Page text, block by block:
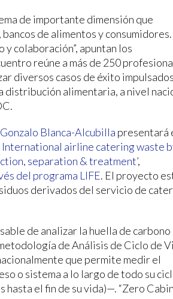
de importante dimensión que
de alimentos y consumidores.
colaboración”, apuntan los
reúne a más de 250
diversos casos de éxito impulsados
alimentaria, a nivel
Gonzalo Blanca-Alcubilla presentará
International airline catering waste
separation & treatment’,
del programa LIFE. El proyecto
derivados del servicio de
de analizar la huella de carbono
de Análisis de Ciclo de
que permite medir el
o sistema a lo largo de todo su
el fin de su vida)—. “Zero Cabin